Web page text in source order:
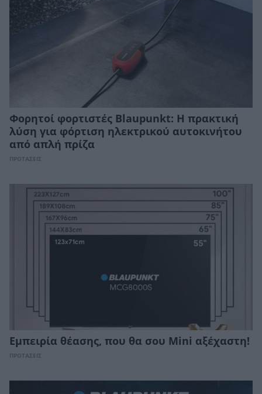
Φορητοί φορτιστές Blaupunkt: Η πρακτική
λύση για φόρτιση ηλεκτρικού αυτοκινήτου
από απλή πρίζα
ΠΡΟΤΑΣΕΙΣ
Εμπειρία θέασης, που θα σου Mini αξέχαστη!
ΠΡΟΤΑΣΕΙΣ